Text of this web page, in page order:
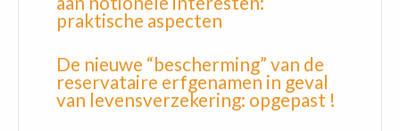
praktische aspecten
De nieuwe “bescherming” van de
reservataire erfgenamen in geval
van levensverzekering: opgepast !